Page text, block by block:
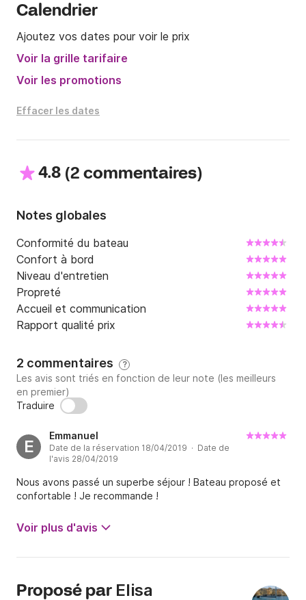
Calendrier
Ajoutez vos dates pour voir le prix
Voir la grille tarifaire
Voir les promotions
Effacer les dates
4.8 (2 commentaires)
Notes globales
Conformité du bateau
Confort à bord
Niveau d'entretien
Propreté
Accueil et communication
Rapport qualité prix
2 commentaires ?
Les avis sont triés en fonction de leur note (les meilleurs
en premier)
Traduire
E
Emmanuel
Date de la réservation 18/04/2019 · Date de
l'avis 28/04/2019
Nous avons passé un superbe séjour ! Bateau proposé et
confortable ! Je recommande !
Voir plus d'avis
Proposé par Elisa